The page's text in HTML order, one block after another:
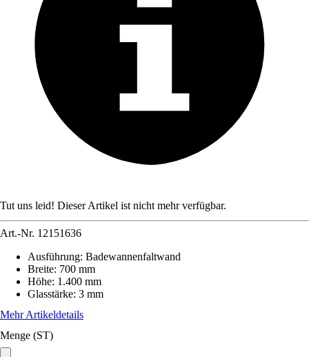
Tut uns leid! Dieser Artikel ist nicht mehr verfügbar.
Art.-Nr. 12151636
Ausführung: Badewannenfaltwand
Breite: 700 mm
Höhe: 1.400 mm
Glasstärke: 3 mm
Mehr Artikeldetails
Menge (ST)